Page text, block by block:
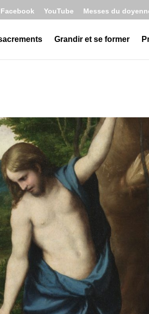
Facebook YouTube Messes du
Grandir et se former